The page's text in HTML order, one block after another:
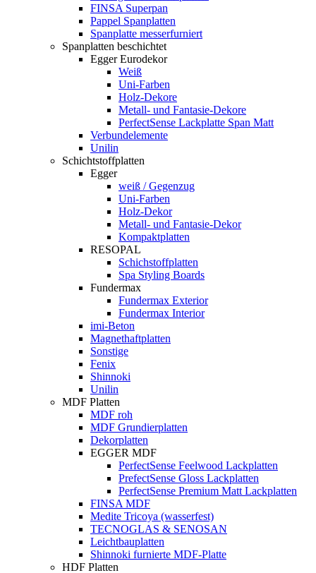
FINSA Superpan
Pappel Spanplatten
Spanplatte messerfurniert
Spanplatten beschichtet
Egger Eurodekor
Weiß
Uni-Farben
Holz-Dekore
Metall- und Fantasie-Dekore
PerfectSense Lackplatte Span Matt
Verbundelemente
Unilin
Schichtstoffplatten
Egger
weiß / Gegenzug
Uni-Farben
Holz-Dekor
Metall- und Fantasie-Dekor
Kompaktplatten
RESOPAL
Schichstoffplatten
Spa Styling Boards
Fundermax
Fundermax Exterior
Fundermax Interior
imi-Beton
Magnethaftplatten
Sonstige
Fenix
Shinnoki
Unilin
MDF Platten
MDF roh
MDF Grundierplatten
Dekorplatten
EGGER MDF
PerfectSense Feelwood Lackplatten
PrefectSense Gloss Lackplatten
PerfectSense Premium Matt Lackplatten
FINSA MDF
Medite Tricoya (wasserfest)
TECNOGLAS & SENOSAN
Leichtbauplatten
Shinnoki furnierte MDF-Platte
HDF Platten